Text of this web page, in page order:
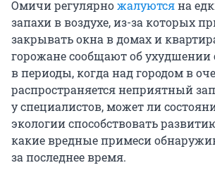
Омичи регулярножалуютсяна
запахи в воздухе, из-за которых
закрывать окна в домах и
горожане сообщают об ухудшении
в периоды, когда над городом в
распространяется неприятный
у специалистов, может ли
экологии способствовать
какие вредные примеси
за последнее время.